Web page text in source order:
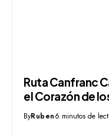
Ruta Canfranc
el Corazón de
ByRuben6 minutos de